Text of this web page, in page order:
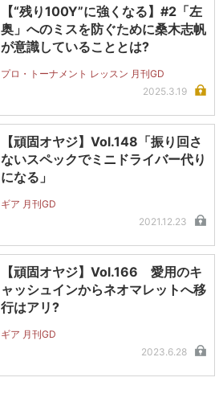
【“残り100Y”に強くなる】#2「左
奥」へのミスを防ぐために桑木志帆
が意識していることとは?
プロ・トーナメント レッスン 月刊GD
2025.3.19
【頑固オヤジ】Vol.148「振り回さ
ないスペックでミニドライバー代り
になる」
ギア 月刊GD
2021.12.23
【頑固オヤジ】Vol.166 愛用のキ
ャッシュインからネオマレットへ移
行はアリ?
ギア 月刊GD
2023.6.28